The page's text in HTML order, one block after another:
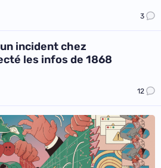
3
incident chez
les infos de 1868
12